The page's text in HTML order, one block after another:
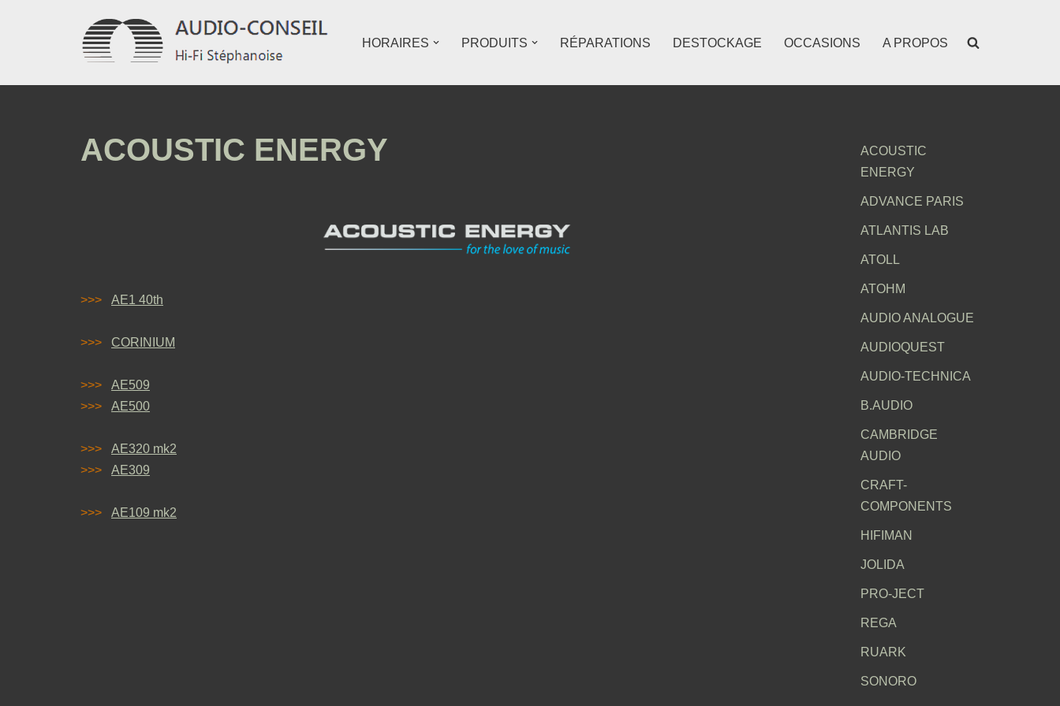
contenu
HORAIRES PRODUITS RÉPARATIONS DESTOCKAGE OCCASIONS A PROPOS
ACOUSTIC ENERGY
>>> AE1 40th
>>> CORINIUM
>>>
AE509
>>>
AE500
>>>
AE320 mk2
>>>
AE309
>>> AE109 mk2
ACOUSTIC
ENERGY
ADVANCE PARIS
ATLANTIS LAB
ATOLL
ATOHM
AUDIO ANALOGUE
AUDIOQUEST
AUDIO-TECHNICA
B.AUDIO
CAMBRIDGE
AUDIO
CRAFT-
COMPONENTS
HIFIMAN
JOLIDA
PRO-JECT
REGA
RUARK
SONORO